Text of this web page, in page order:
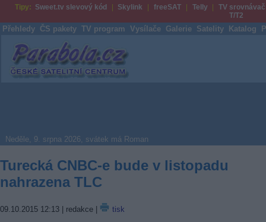
Tipy: Sweet.tv slevový kód Skylink freeSAT Telly
TV srovnávač
T/T2
Přehledy ČS pakety TV program Vysílače Galerie Satelity Katalog
Parabola.cz
Neděle, 9. srpna 2026, svátek má Roman
Turecká CNBC-e bude v listopadu
nahrazena TLC
09.10.2015 12:13 | redakce | tisk